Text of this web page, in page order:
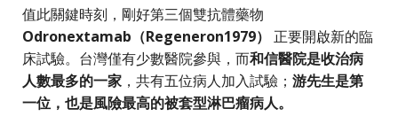
值此關鍵時刻，剛好第三個雙抗體藥物
Odronextamab（Regeneron1979）
正要開啟新的臨
床試驗。台灣僅有少數醫院參與，而和信醫院是收治病
人數最多的一家 ，共有五位病人加入試驗； 游先生是第
一位，也是風險最高的被套型淋巴瘤病人。